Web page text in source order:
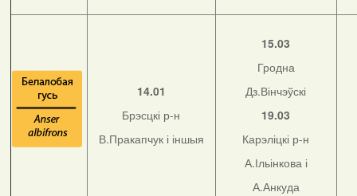
14.01
Брэсцкі р-н
В.Пракапчук і іншыя
15.03
Гродна
Дз.Вінчэўскі
19.03
Карэліцкі р-н
А.Ільінкова і
А.Анкуда